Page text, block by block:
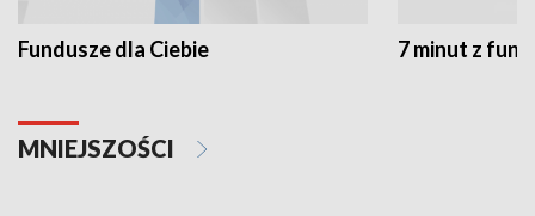
Fundusze dla Ciebie 7 minut z
MNIEJSZOŚCI